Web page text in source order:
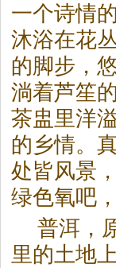
一个诗情
沐浴在花
的脚步，
淌着芦笙
茶盅里洋
的乡情。
处皆风景
绿色氧吧
普洱，
里的土地